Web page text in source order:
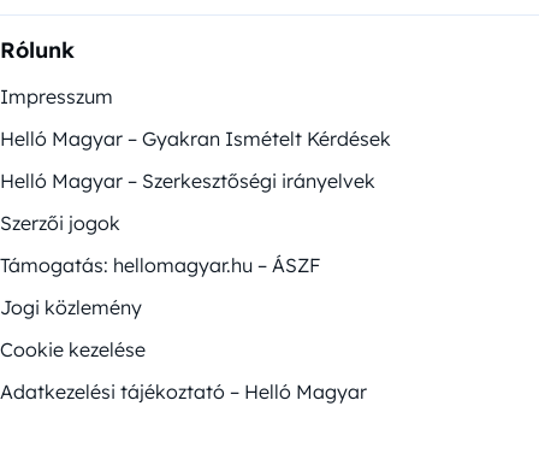
Rólunk
Impresszum
Helló Magyar – Gyakran Ismételt Kérdések
Helló Magyar – Szerkesztőségi irányelvek
Szerzői jogok
Támogatás: hellomagyar.hu – ÁSZF
Jogi közlemény
Cookie kezelése
Adatkezelési tájékoztató – Helló Magyar